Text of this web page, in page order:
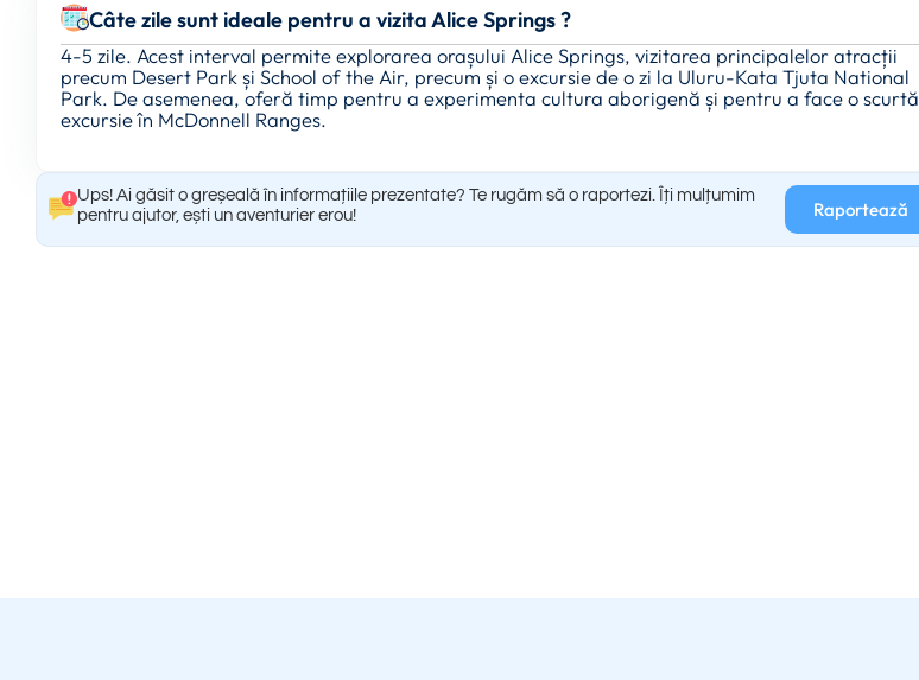
Câte zile sunt ideale pentru a vizita Alice Springs ?
4-5 zile. Acest interval permite explorarea orașului Alice Springs, vizitarea principalelor atracții
precum Desert Park și School of the Air, precum și o excursie de o zi la Uluru-Kata Tjuta National
Park. De asemenea, oferă timp pentru a experimenta cultura aborigenă și pentru a face o scurtă
excursie în McDonnell Ranges.
Ups! Ai găsit o greșeală în informațiile prezentate? Te rugăm să o raportezi. Îți mulțumim
pentru ajutor, ești un aventurier erou!
Raportează